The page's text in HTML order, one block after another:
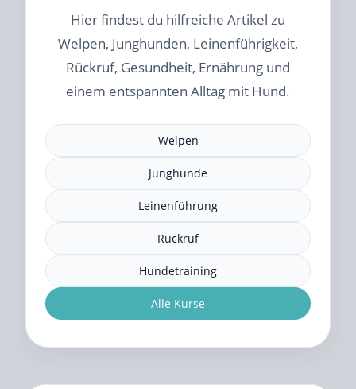
Hier findest du hilfreiche Artikel zu
Welpen, Junghunden, Leinenführigkeit,
Rückruf, Gesundheit, Ernährung und
einem entspannten Alltag mit Hund.
Welpen
Junghunde
Leinenführung
Rückruf
Hundetraining
Alle Kurse